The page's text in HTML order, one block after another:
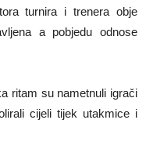
turnira i trenera obje
a pobjedu odnose
ritam su nametnuli igrači
cijeli tijek utakmice i